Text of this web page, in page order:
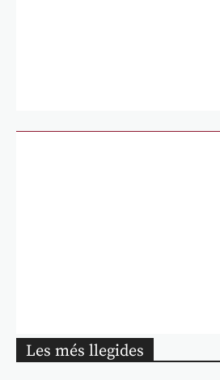
Les més llegides